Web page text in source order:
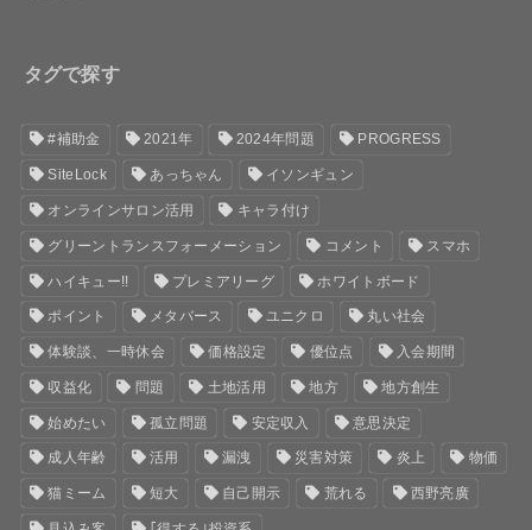
タグで探す
#補助金 2021年 2024年問題 PROGRESS
SiteLock あっちゃん イソンギュン
オンラインサロン活用 キャラ付け
グリーントランスフォーメーション コメント スマホ
ハイキュー!! プレミアリーグ ホワイトボード
ポイント メタバース ユニクロ 丸い社会
体験談、一時休会 価格設定 優位点 入会期間
収益化 問題 土地活用 地方 地方創生
始めたい 孤立問題 安定収入 意思決定
成人年齢 活用 漏洩 災害対策 炎上 物価
猫ミーム 短大 自己開示 荒れる 西野亮廣